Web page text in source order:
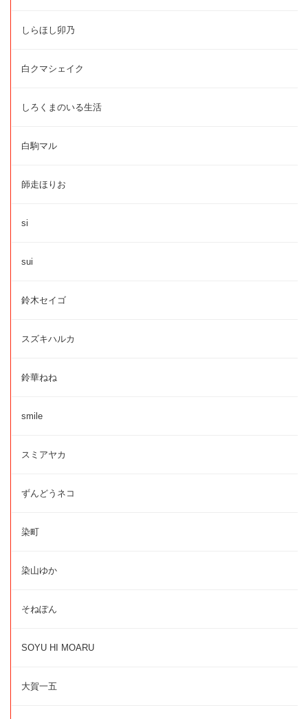
しらほし卯乃
白クマシェイク
しろくまのいる生活
白駒マル
師走ほりお
si
sui
鈴木セイゴ
スズキハルカ
鈴華ねね
smile
スミアヤカ
ずんどうネコ
染町
染山ゆか
そねぽん
SOYU HI MOARU
大賀一五